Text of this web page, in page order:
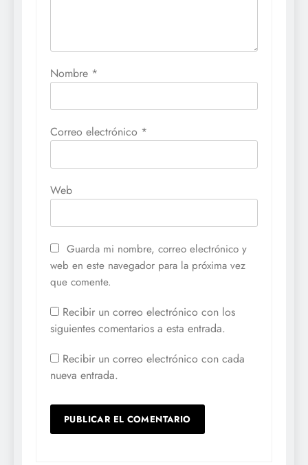
Nombre *
Correo electrónico *
Web
Guarda mi nombre, correo electrónico y
web en este navegador para la próxima vez
que comente.
Recibir un correo electrónico con los
siguientes comentarios a esta entrada.
Recibir un correo electrónico con cada
nueva entrada.